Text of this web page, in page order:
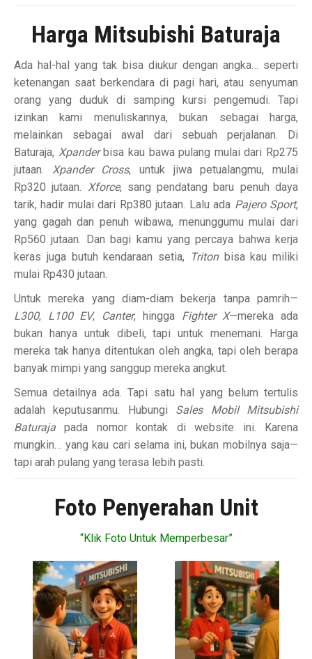
Harga Mitsubishi Baturaja
Ada hal-hal yang tak bisa diukur dengan angka… seperti
ketenangan saat berkendara di pagi hari, atau senyuman
orang yang duduk di samping kursi pengemudi. Tapi
izinkan kami menuliskannya, bukan sebagai harga,
melainkan sebagai awal dari sebuah perjalanan. Di
Baturaja, Xpanderbisa kau bawa pulang mulai dari Rp275
jutaan. Xpander Cross, untuk jiwa petualangmu, mulai
Rp320 jutaan. Xforce, sang pendatang baru penuh daya
tarik, hadir mulai dari Rp380 jutaan. Lalu ada Pajero Sport,
yang gagah dan penuh wibawa, menunggumu mulai dari
Rp560 jutaan. Dan bagi kamu yang percaya bahwa kerja
keras juga butuh kendaraan setia,
Tritonbisa kau miliki
mulai Rp430 jutaan.
Untuk mereka yang diam-diam bekerja tanpa pamrih—
L300, L100 EV, Canter, hingga Fighter X—mereka ada
bukan hanya untuk dibeli, tapi untuk menemani. Harga
mereka tak hanya ditentukan oleh angka, tapi oleh berapa
banyak mimpi yang sanggup mereka angkut.
Semua detailnya ada. Tapi satu hal yang belum tertulis
adalah keputusanmu. Hubungi Sales Mobil Mitsubishi
Baturaja pada nomor kontak di website ini. Karena
mungkin… yang kau cari selama ini, bukan mobilnya saja—
tapi arah pulang yang terasa lebih pasti.
Foto Penyerahan Unit
“Klik Foto Untuk Memperbesar”